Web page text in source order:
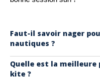
Faut-il savoir nager
nautiques ?
Pas forcément ! Certaines
sont adaptées aux non-
Quelle est la meilleure
kite ?